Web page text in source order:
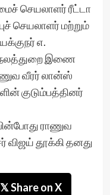
செயலாளர் ரீட்டா
செயலாளர் மற்றும்
எ.
நலத்துறை இணை
வீரர் லான்ஸ்
குடும்பத்தினர்
ராணுவ
விஜய் தூக்கி தனது
𝕏 Share on X